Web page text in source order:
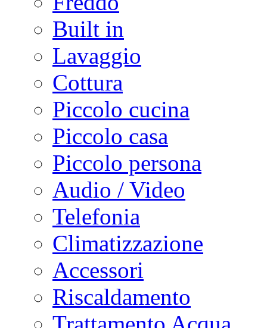
Built in
Lavaggio
Cottura
Piccolo cucina
Piccolo casa
Piccolo persona
Audio / Video
Telefonia
Climatizzazione
Accessori
Riscaldamento